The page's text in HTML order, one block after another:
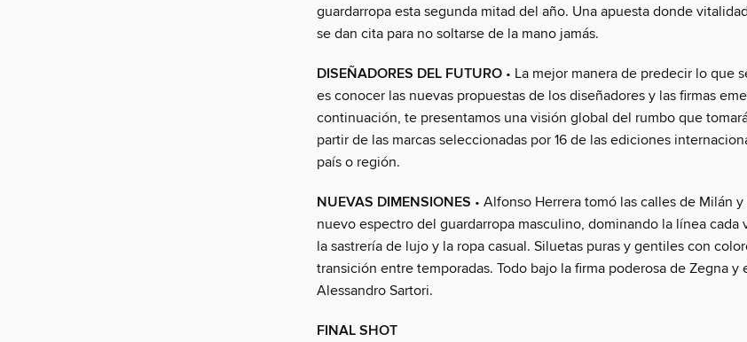
guardarropa esta segunda mitad del año. Una apuesta donde
se dan cita para no soltarse de la mano jamás.
DISEÑADORES DEL FUTURO • La mejor manera de predecir lo que
es conocer las nuevas propuestas de los diseñadores y las firmas
continuación, te presentamos una visión global del rumbo que
partir de las marcas seleccionadas por 16 de las ediciones
país o región.
NUEVAS DIMENSIONES • Alfonso Herrera tomó las calles de Milán
nuevo espectro del guardarropa masculino, dominando la línea cada
la sastrería de lujo y la ropa casual. Siluetas puras y gentiles con
transición entre temporadas. Todo bajo la firma poderosa de Zegna y
Alessandro Sartori.
FINAL SHOT